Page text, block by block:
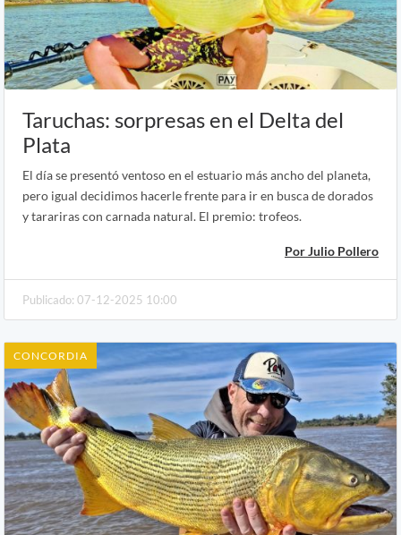
Taruchas: sorpresas en el Delta del
Plata
El día se presentó ventoso en el estuario más ancho del planeta,
pero igual decidimos hacerle frente para ir en busca de dorados
y tarariras con carnada natural. El premio: trofeos.
Por Julio Pollero
Publicado: 07-12-2025 10:00
CONCORDIA